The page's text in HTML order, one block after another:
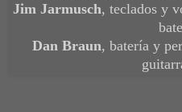
Jim Jarmusch, teclados y
Dan Braun, batería y